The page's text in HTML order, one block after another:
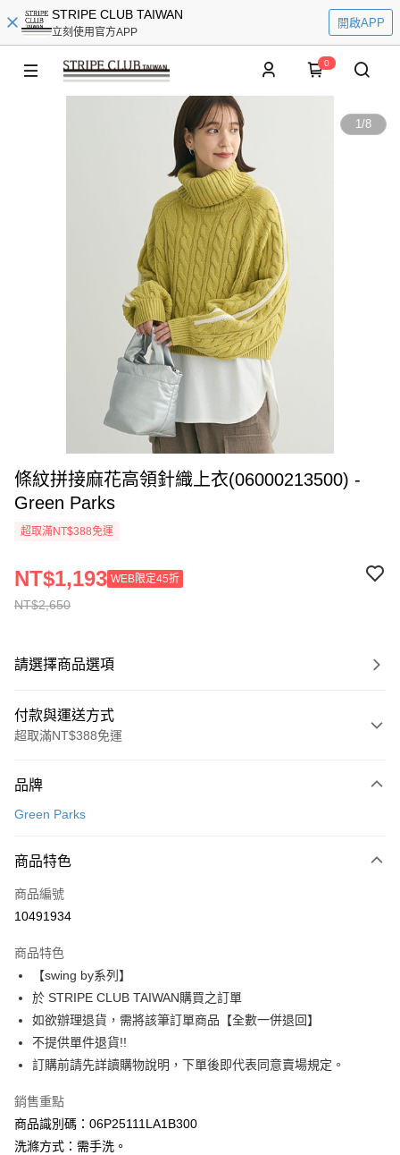
STRIPE CLUB TAIWAN
立刻使用官方APP
開啟APP
0
1/8
條紋拼接麻花高領針織上衣(06000213500) -
Green Parks
超取滿NT$388免運
NT$2,650
NT$1,193 WEB限定45折
請選擇商品選項
付款與運送方式
超取滿NT$388免運
信用卡一次付款
3 期 0 利率 每期
合作金庫商業銀行
上海商業儲蓄銀行
臺灣中小企業銀行
匯豐（台灣）商業銀行
聯邦商業銀行
遠東國際商業銀行
元大商業銀行
永豐商業銀行
玉山商業銀行
台灣樂天信用卡公司
超商取貨付款
LINE Pay
Apple Pay
街口支付
悠遊付
Google Pay
相關說明
【大哥付你分期使用說明】
1.本服務由台灣大哥大提供，台灣大哥大用戶可立即使用無須另外申請。
AFTEE先享後付
品牌
Green Parks
商品特色
商品編號
10491934
商品特色
【swing by系列】
於 STRIPE CLUB TAIWAN購買之訂單
如欲辦理退貨，需將該筆訂單商品【全數一併退回】
不提供單件退貨!!
訂購前請先詳讀購物說明，下單後即代表同意賣場規定。
銷售重點
商品識別碼：06P25111LA1B300
洗滌方式：需手洗。